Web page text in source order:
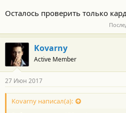
Осталось проверить только
Kovarny
Active Member
27 Июн 2017
Kovarny написал(а):